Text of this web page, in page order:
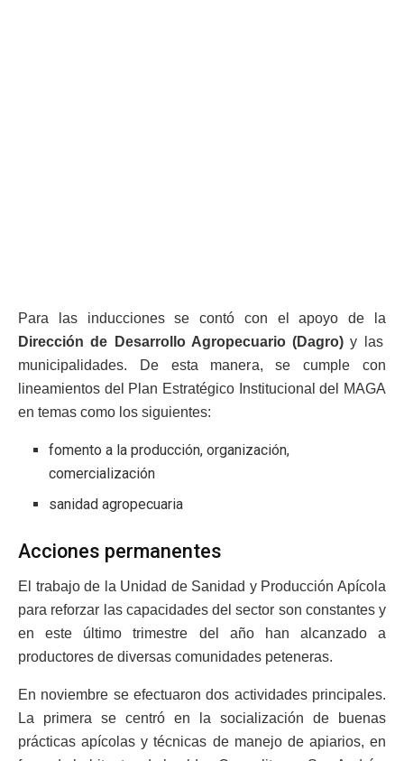
Para las inducciones se contó con el apoyo de la
Dirección de Desarrollo Agropecuario (Dagro) y las
municipalidades. De esta manera, se cumple con
lineamientos del Plan Estratégico Institucional del MAGA
en temas como los siguientes:
fomento a la producción, organización,
comercialización
sanidad agropecuaria
Acciones permanentes
El trabajo de la Unidad de Sanidad y Producción Apícola
para reforzar las capacidades del sector son constantes y
en este último trimestre del año han alcanzado a
productores de diversas comunidades peteneras.
En noviembre se efectuaron dos actividades principales.
La primera se centró en la socialización de buenas
prácticas apícolas y técnicas de manejo de apiarios, en